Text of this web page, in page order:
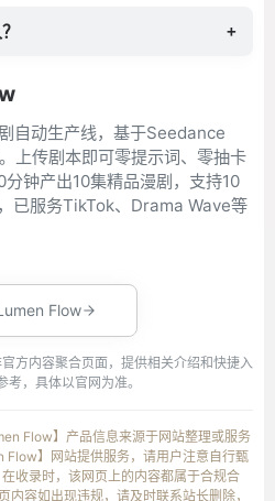
+
自动生产线，基于Seedance
上传剧本即可零提示词、零抽卡
钟产出10集精品漫剧，支持10
已服务TikTok、Drama Wave等
Flow
官方内容聚合页面，提供相关介绍和快捷入
考，具体以官网为准。
Flow】产品信息来源于网站整理或服务
Flow】网站提供服务，请用户注意自行甄
收录时，该网页上的内容都属于合规合
容如出现违规，请及时联系站长删除，